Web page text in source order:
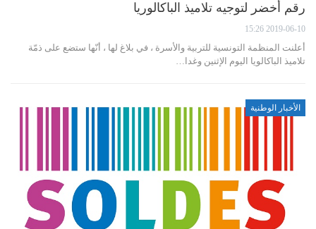
رقم أخضر لتوجيه تلاميذ الباكالوريا
2019-06-10 15:26
أعلنت المنظمة التونسية للتربية والأسرة ، في بلاغ لها ، أنّها ستضع على ذمّة
تلاميذ الباكالويا اليوم الإثنين وغدا…
الأخبار الوطنية